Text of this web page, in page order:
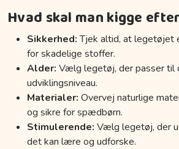
Hvad skal man kigge
Sikkerhed:Tjek altid, at legetøjet
for skadelige stoffer.
Alder: Vælg legetøj, der passer til
udviklingsniveau.
Materialer: Overvej naturlige
og sikre for spædbørn.
Stimulerende: Vælg legetøj, der
det kan lære og udforske.